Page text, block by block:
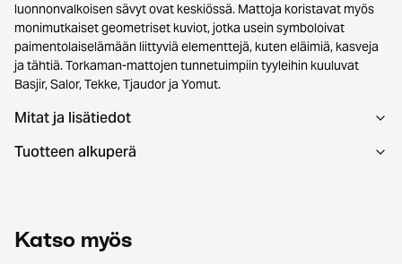
luonnonvalkoisen sävyt ovat keskiössä. Mattoja koristavat myös
monimutkaiset geometriset kuviot, jotka usein symboloivat
paimentolaiselämään liittyviä elementtejä, kuten eläimiä, kasveja
ja tähtiä. Torkaman-mattojen tunnetuimpiin tyyleihin kuuluvat
Basjir, Salor, Tekke, Tjaudor ja Yomut.
Mitat ja lisätiedot
Tuotteen alkuperä
Katso myös